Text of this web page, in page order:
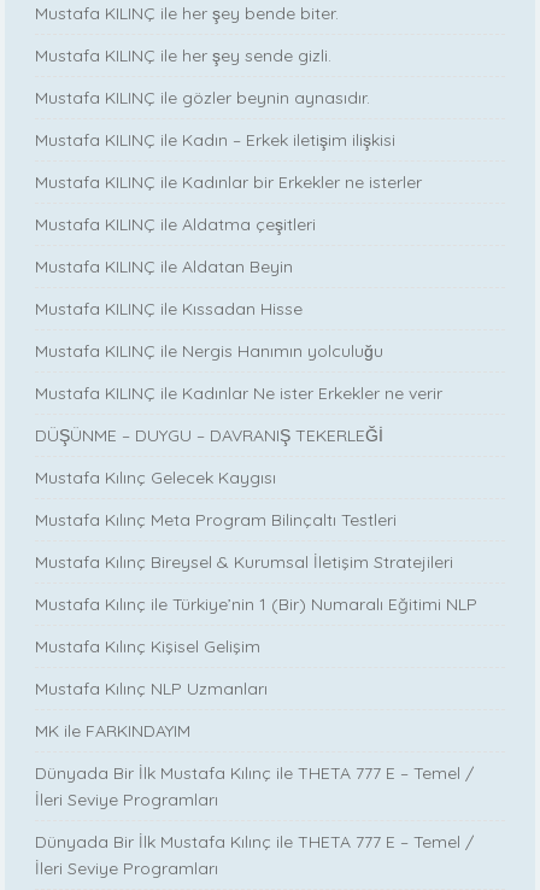
Mustafa KILINÇ ile her şey bende biter.
Mustafa KILINÇ ile her şey sende gizli.
Mustafa KILINÇ ile gözler beynin aynasıdır.
Mustafa KILINÇ ile Kadın – Erkek iletişim ilişkisi
Mustafa KILINÇ ile Kadınlar bir Erkekler ne isterler
Mustafa KILINÇ ile Aldatma çeşitleri
Mustafa KILINÇ ile Aldatan Beyin
Mustafa KILINÇ ile Kıssadan Hisse
Mustafa KILINÇ ile Nergis Hanımın yolculuğu
Mustafa KILINÇ ile Kadınlar Ne ister Erkekler ne verir
DÜŞÜNME – DUYGU – DAVRANIŞ TEKERLEĞİ
Mustafa Kılınç Gelecek Kaygısı
Mustafa Kılınç Meta Program Bilinçaltı Testleri
Mustafa Kılınç Bireysel & Kurumsal İletişim Stratejileri
Mustafa Kılınç ile Türkiye’nin 1 (Bir) Numaralı Eğitimi NLP
Mustafa Kılınç Kişisel Gelişim
Mustafa Kılınç NLP Uzmanları
MK ile FARKINDAYIM
Dünyada Bir İlk Mustafa Kılınç ile THETA 777 E – Temel /
İleri Seviye Programları
Dünyada Bir İlk Mustafa Kılınç ile THETA 777 E – Temel /
İleri Seviye Programları